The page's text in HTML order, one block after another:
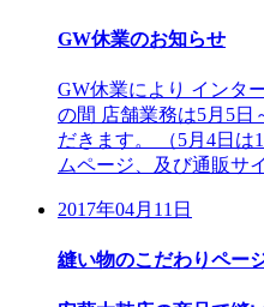
GW休業のお知らせ
GW休業により インタ
の間 店舗業務は5月5日
だきます。 （5月4日は
ムページ、及び通販サ
2017年04月11日
縫い物のこだわりペー